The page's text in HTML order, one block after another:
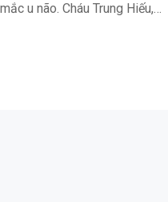
u não. Cháu Trung Hiếu,